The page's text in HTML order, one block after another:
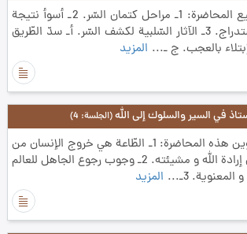
أهم مواضيع المحاضرة: 1ـ مراحل کتمان السّر. 2ـ أسوأ نتیجة
لإفشاء السرّ هي الإستدراج. 3ـ الآثار السّلبیة لکشف السّر. أـ سدّ الطّریق
بالعجب. ج ـ... المزيد
في السير والسلوك إلى الله(الجلسة: 4)
و أهم عناوين هذه المحاضرة: 1ـ الطّاعة هي خروج الإنسان من
إرادته و السّلوك طبق إرادة الله و مشيئته. 2ـ وجوب رجوع الجاهل للعالم
3ـ...
المزيد